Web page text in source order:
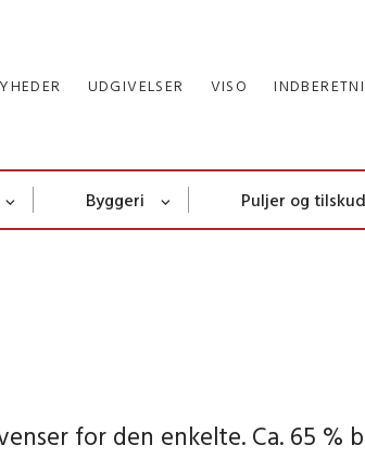
UDGIVELSER VISO
Byggeri Puljer og tilskud
for den enkelte. Ca. 65 %